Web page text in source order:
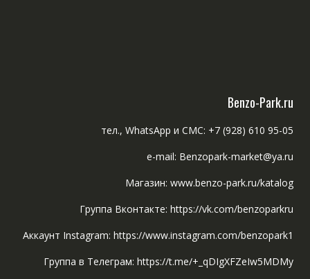
Benzo-Park.ru
тел., WhatsApp и СМС: +7 (928) 610 95-05
e-mail: Benzopark-market@ya.ru
Магазин: www.benzo-park.ru/katalog
Группа Вконтакте: https://vk.com/benzoparkru
Аккаунт Instagram: https://www.instagram.com/benzopark1
Группа в Телеграм: https://t.me/+_qDIgXFZeIw5MDMy